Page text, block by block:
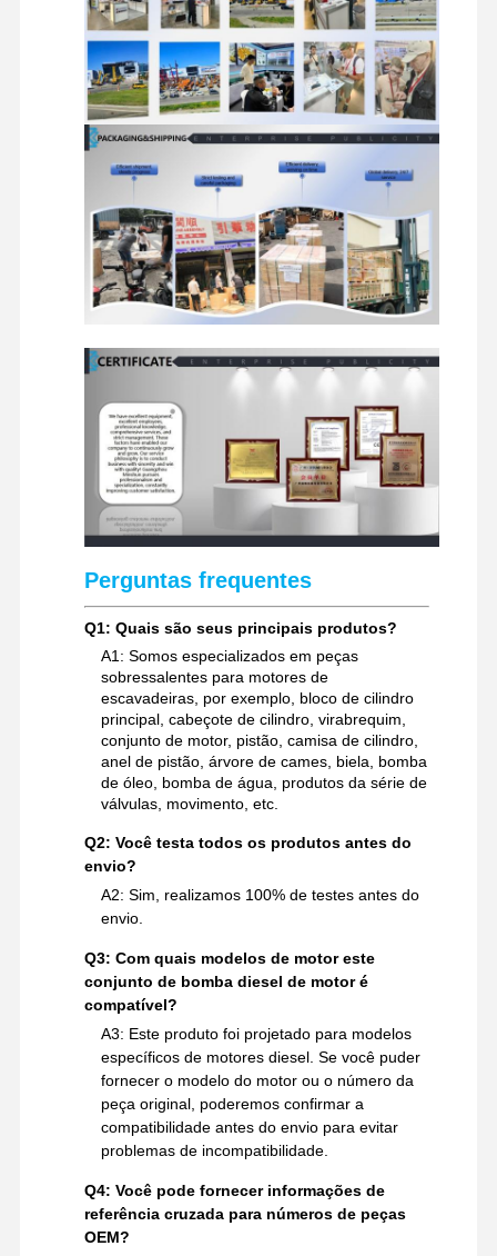
Perguntas frequentes
Q1: Quais são seus principais produtos?
A1: Somos especializados em peças
sobressalentes para motores de
escavadeiras, por exemplo, bloco de cilindro
principal, cabeçote de cilindro, virabrequim,
conjunto de motor, pistão, camisa de cilindro,
anel de pistão, árvore de cames, biela, bomba
de óleo, bomba de água, produtos da série de
válvulas, movimento, etc.
Q2: Você testa todos os produtos antes do
envio?
A2: Sim, realizamos 100% de testes antes do
envio.
Q3: Com quais modelos de motor este
conjunto de bomba diesel de motor é
compatível?
A3: Este produto foi projetado para modelos
específicos de motores diesel. Se você puder
fornecer o modelo do motor ou o número da
peça original, poderemos confirmar a
compatibilidade antes do envio para evitar
problemas de incompatibilidade.
Q4: Você pode fornecer informações de
referência cruzada para números de peças
OEM?